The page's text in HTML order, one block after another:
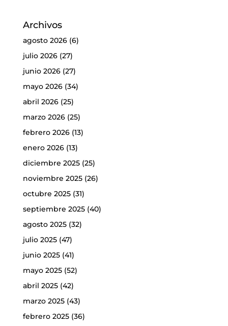
Archivos
agosto 2026(6)
julio 2026(27)
junio 2026(27)
mayo 2026(34)
abril 2026(25)
marzo 2026(25)
febrero 2026(13)
enero 2026(13)
diciembre 2025(25)
noviembre 2025(26)
octubre 2025(31)
septiembre 2025(40)
agosto 2025(32)
julio 2025(47)
junio 2025(41)
mayo 2025(52)
abril 2025(42)
marzo 2025(43)
febrero 2025(36)